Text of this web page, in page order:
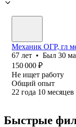
Механик ОГР, гл
67 лет • Был 30
150 000 ₽
Не ищет работу
Общий опыт
22 года 10 месяцев
Быстрые